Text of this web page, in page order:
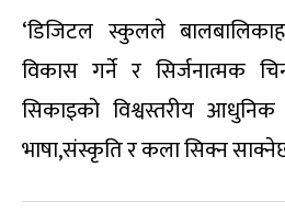
‘डिजिटल स्कुलले
विकास गर्ने र सिर्जनात्मक
सिकाइको विश्वस्तरीय
भाषा,संस्कृति र कला सिक्न